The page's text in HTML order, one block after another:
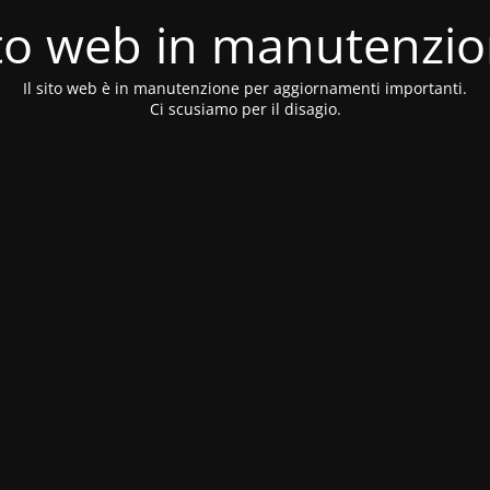
web in
Il sito web è in manutenzione per aggiornamenti importanti.
Ci scusiamo per il disagio.